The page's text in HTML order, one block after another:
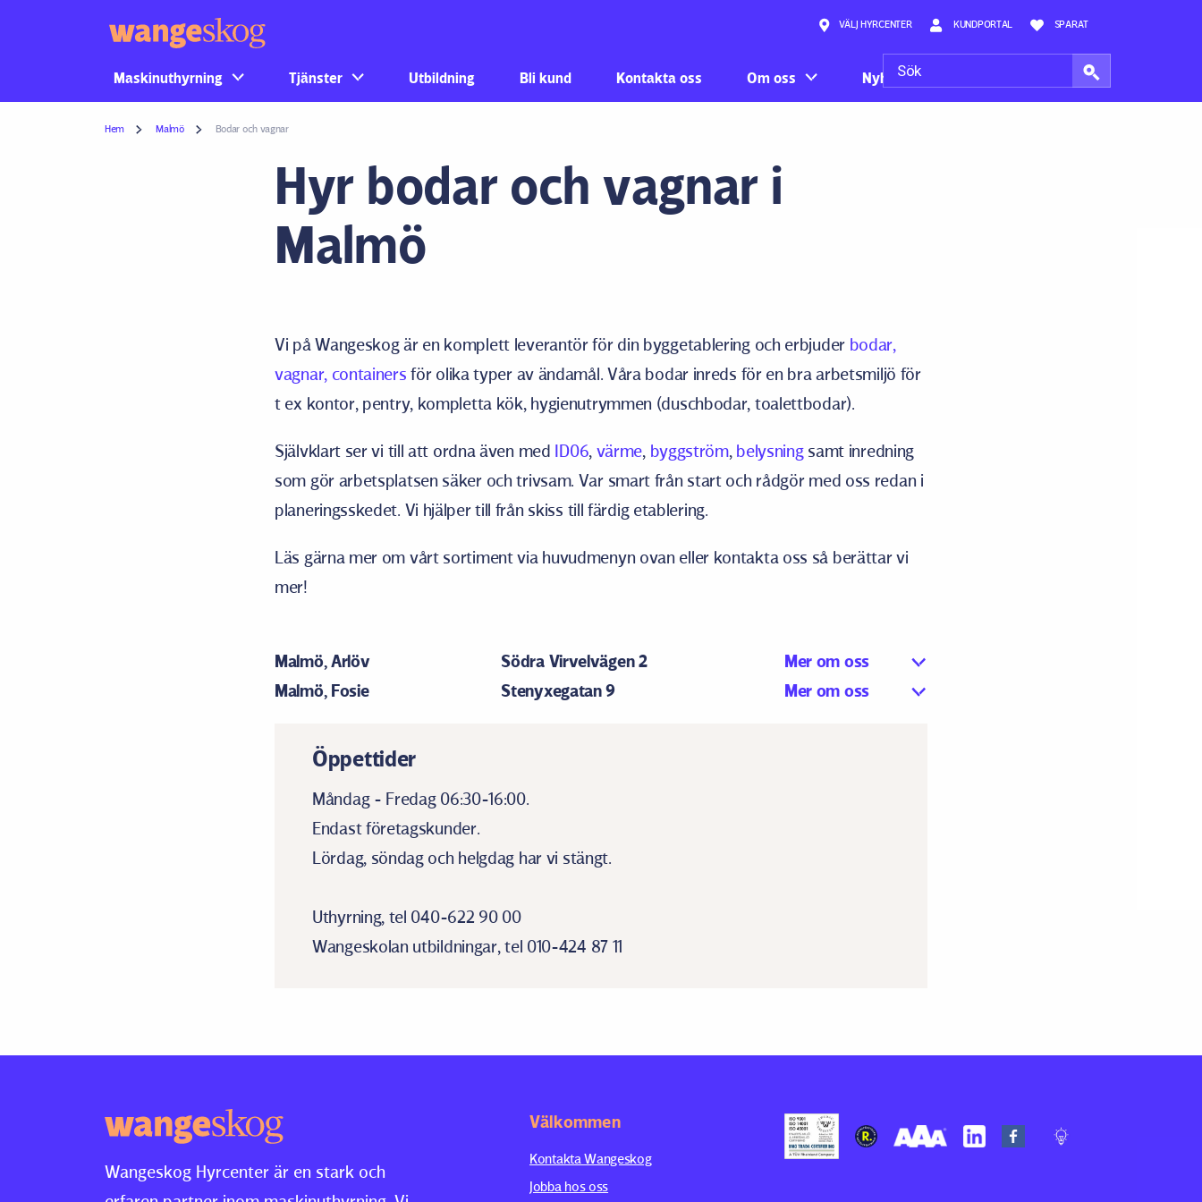
VÄLJ HYRCENTER KUNDPORTAL SPARAT
Maskinuthyrning Tjänster Utbildning Bli kund Kontakta oss Om oss Nyheter
Hem Malmö Bodar och vagnar
Hyr bodar och vagnar i
Malmö
Vi på Wangeskog är en komplett leverantör för din byggetablering och erbjuderbodar,
vagnar, containers för olika typer av ändamål. Våra bodar inreds för en bra arbetsmiljö för
t ex kontor, pentry, kompletta kök, hygienutrymmen (duschbodar, toalettbodar).
Självklart ser vi till att ordna även med ID06, värme, byggström, belysningsamt inredning
som gör arbetsplatsen säker och trivsam. Var smart från start och rådgör med oss redan i
planeringsskedet. Vi hjälper till från skiss till färdig etablering.
Läs gärna mer om vårt sortiment via huvudmenyn ovan eller kontakta oss så berättar vi
mer!
Malmö, Arlöv Södra Virvelvägen 2
Mer om oss
Malmö, Fosie
Stenyxegatan 9 Mer om oss
Öppettider
Måndag - Fredag 06:30-16:00.
Endast företagskunder.
Lördag, söndag och helgdag har vi stängt.
Uthyrning, tel 040-622 90 00
Wangeskolan utbildningar, tel 010-424 87 11
Wangeskog Hyrcenter är en stark och
Välkommen
Kontakta Wangeskog
Jobba hos oss